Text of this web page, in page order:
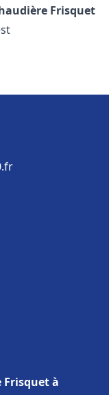
Frisquet
à